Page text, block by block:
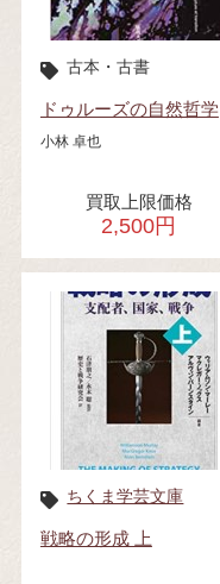
古本・古書
ドゥルーズの自然哲学
小林 卓也
買取上限価格
2,500円
ちくま学芸文庫
戦略の形成 上